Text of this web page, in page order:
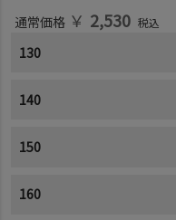
通常価格 ￥ 2,530 税込
130
140
150
160